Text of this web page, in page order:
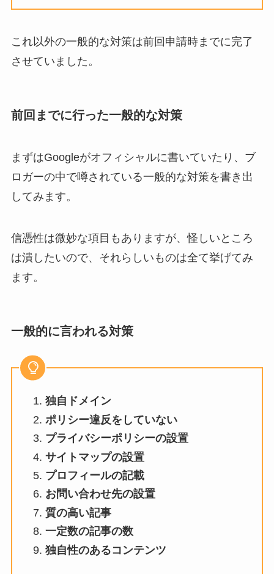
これ以外の一般的な対策は前回申請時までに完了
させていました。
前回までに行った一般的な対策
まずはGoogleがオフィシャルに書いていたり、ブ
ロガーの中で噂されている一般的な対策を書き出
してみます。
信憑性は微妙な項目もありますが、怪しいところ
は潰したいので、それらしいものは全て挙げてみ
ます。
一般的に言われる対策
独自ドメイン
ポリシー違反をしていない
プライバシーポリシーの設置
サイトマップの設置
プロフィールの記載
お問い合わせ先の設置
質の高い記事
一定数の記事の数
独自性のあるコンテンツ